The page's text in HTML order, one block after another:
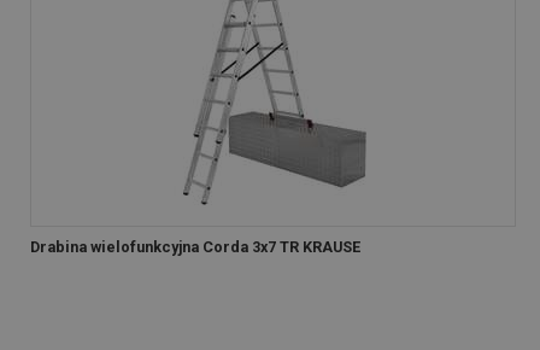
Drabina wielofunkcyjna Corda 3x7 TR KRAUSE